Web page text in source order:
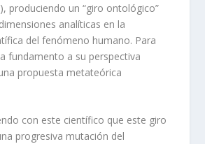
produciendo un “giro ontológico”
analíticas en la
del fenómeno humano. Para
fundamento a su perspectiva
propuesta metateórica
con este científico que este giro
progresiva mutación del